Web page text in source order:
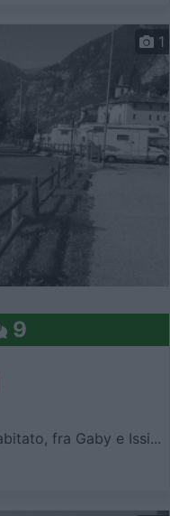
1
9
fra Gaby e Issi...